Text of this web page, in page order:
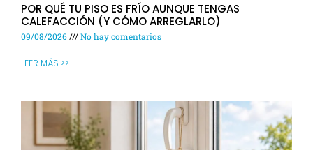
POR QUÉ TU PISO ES FRÍO AUNQUE TENGAS
CALEFACCIÓN (Y CÓMO ARREGLARLO)
09/08/2026 No hay comentarios
LEER MÁS >>